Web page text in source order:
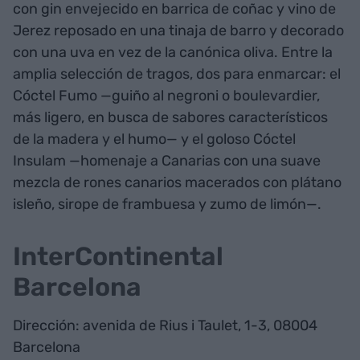
con gin envejecido en barrica de coñac y vino de
Jerez reposado en una tinaja de barro y decorado
con una uva en vez de la canónica oliva. Entre la
amplia selección de tragos, dos para enmarcar: el
Cóctel Fumo —guiño al negroni o boulevardier,
más ligero, en busca de sabores característicos
de la madera y el humo— y el goloso Cóctel
Insulam —homenaje a Canarias con una suave
mezcla de rones canarios macerados con plátano
isleño, sirope de frambuesa y zumo de limón—.
InterContinental
Barcelona
Dirección: avenida de Rius i Taulet, 1-3, 08004
Barcelona